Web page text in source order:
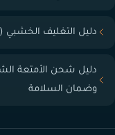
دليل التغليف الخشبي (Crating) للبضائع الثقيلة والحساسة
دليل شحن الأمتعة
وضمان السلامة